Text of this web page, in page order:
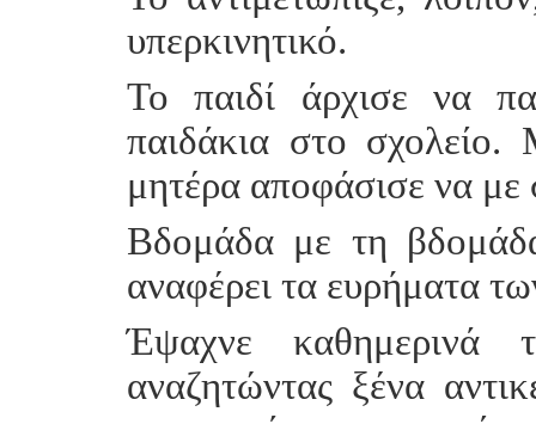
υπερκινητικό.
Το παιδί άρχισε να
παιδάκια στο
μητέρα αποφάσισε να με
Βδομάδα με τη
αναφέρει τα ευρήματα
Έψαχνε καθημερινά
αναζητώντας ξένα